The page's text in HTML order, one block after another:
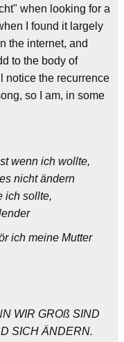
when looking for a
I found it largely
the internet, and
to the body of
notice the recurrence
so I am, in some
wenn ich wollte,
nicht ändern
ich sollte,
ich meine Mutter
WIR GROß SIND
SICH ÄNDERN.